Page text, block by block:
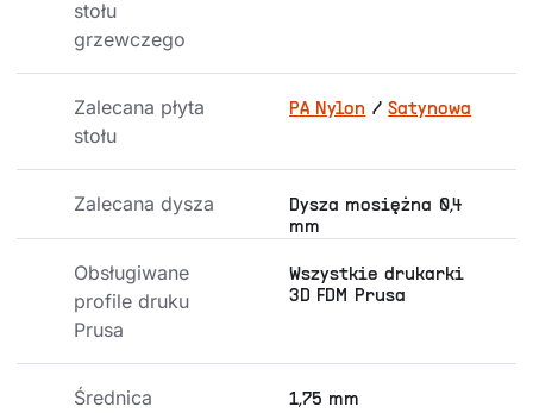
stołu
grzewczego
Zalecana płyta
stołu
PA Nylon /Satynowa
Zalecana dysza
Dysza mosiężna 0,4
mm
Obsługiwane
profile druku
Prusa
Wszystkie drukarki
3D FDM Prusa
Średnica
1,75 mm